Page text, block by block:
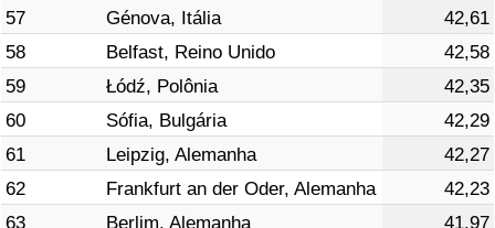
57
Génova, Itália
42,61
58
Belfast, Reino Unido
42,58
59
Łódź, Polônia
42,35
60
Sófia, Bulgária
42,29
61
Leipzig, Alemanha
42,27
62
Frankfurt an der Oder, Alemanha
42,23
63
Berlim, Alemanha 41,97